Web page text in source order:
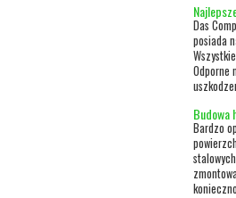
Das
posiada
Odporne
Budowa
Bardzo